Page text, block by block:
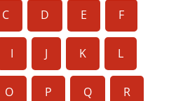
C D E F
I J K L
O P Q R